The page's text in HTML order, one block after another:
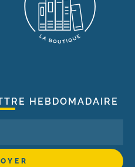
HEBDOMADAIRE